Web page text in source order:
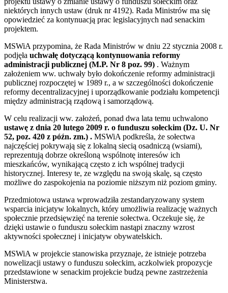
niektórych innych ustaw (druk nr 4192). Rada Ministrów ma się
opowiedzieć za kontynuacją prac legislacyjnych nad senackim
projektem.
MSWiA przypomina, że Rada Ministrów w dniu 22 stycznia 2008 r.
podjęła uchwałę dotyczącą kontynuowania reformy
administracji publicznej (M.P. Nr 8 poz. 99) . Ważnym
założeniem ww. uchwały było dokończenie reformy administracji
publicznej rozpoczętej w 1989 r., a w szczególności dokończenie
reformy decentralizacyjnej i uporządkowanie podziału kompetencji
między administracją rządową i samorządową.
W celu realizacji ww. założeń, ponad dwa lata temu uchwalono
ustawę z dnia 20 lutego 2009 r. o funduszu sołeckim (Dz. U. Nr
52, poz. 420 z późn. zm.) . MSWiA podkreśla, że sołectwa
najczęściej pokrywają się z lokalną siecią osadniczą (wsiami),
reprezentują dobrze określoną wspólnotę interesów ich
mieszkańców, wynikającą często z ich wspólnej tradycji
historycznej. Interesy te, ze względu na swoją skalę, są często
możliwe do zaspokojenia na poziomie niższym niż poziom gminy.
Przedmiotowa ustawa wprowadziła zestandaryzowany system
wsparcia inicjatyw lokalnych, który umożliwia realizację ważnych
społecznie przedsięwzięć na terenie sołectwa. Oczekuje się, że
dzięki ustawie o funduszu sołeckim nastąpi znaczny wzrost
aktywności społecznej i inicjatyw obywatelskich.
MSWiA w projekcie stanowiska przyznaje, że istnieje potrzeba
nowelizacji ustawy o funduszu sołeckim, aczkolwiek propozycje
przedstawione w senackim projekcie budzą pewne zastrzeżenia
Ministerstwa.